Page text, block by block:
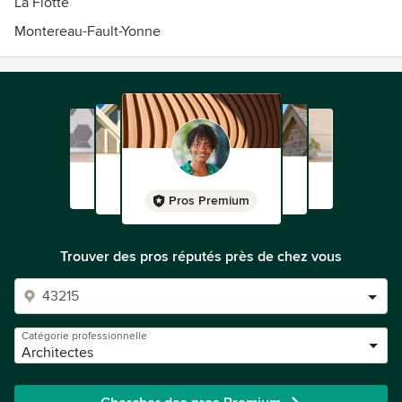
Montereau-Fault-Yonne
Pros Premium
Trouver des pros réputés près de chez vous
Catégorie professionnelle
Architectes